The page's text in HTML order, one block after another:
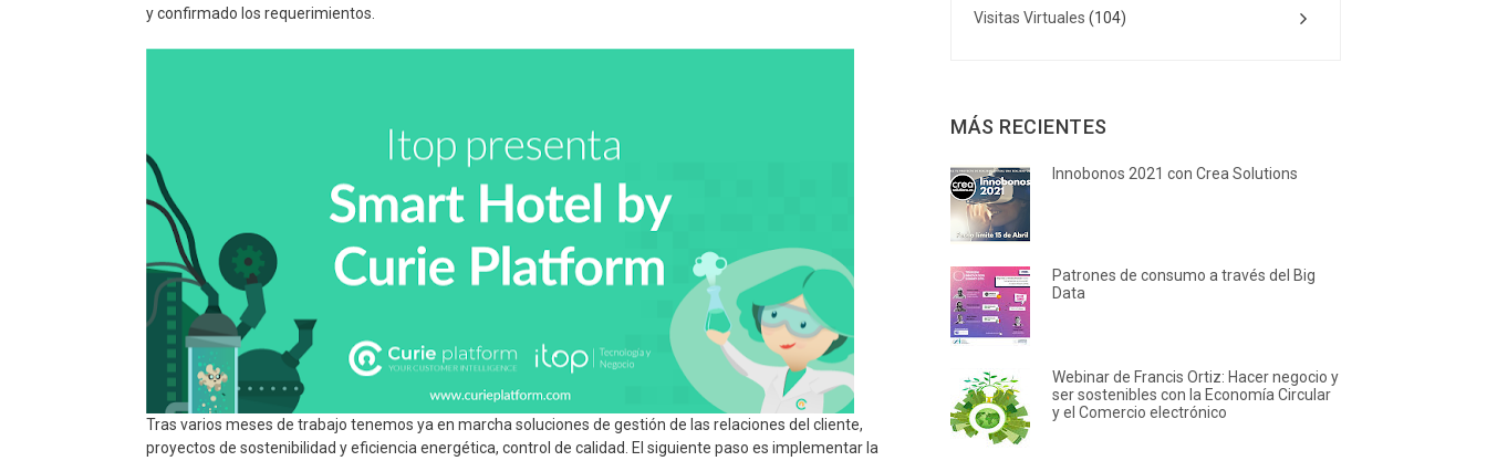
y confirmado los requerimientos.
Tras varios meses de trabajo tenemos ya en marcha soluciones de gestión de las relaciones del cliente,
proyectos de sostenibilidad y eficiencia energética, control de calidad. El siguiente paso es implementar la
Visitas Virtuales (104)
MÁS RECIENTES
Innobonos 2021 con Crea Solutions
Patrones de consumo a través del Big
Data
Webinar de Francis Ortiz: Hacer negocio y
ser sostenibles con la Economía Circular
y el Comercio electrónico